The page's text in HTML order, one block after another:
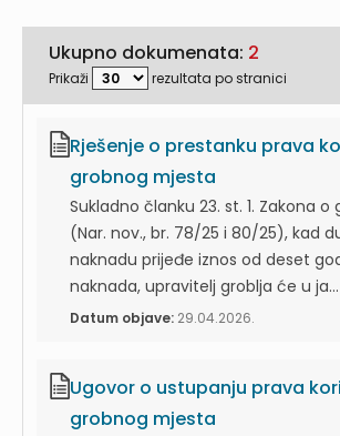
Ukupno dokumenata: 2
Prikaži rezultata po stranici
Rješenje o prestanku prava
grobnog mjesta
Sukladno članku 23. st. 1. Zakona o
(Nar. nov., br. 78/25 i 80/25), kad
naknadu prijeđe iznos od deset
naknada, upravitelj groblja će u ja...
Datum objave: 29.04.2026.
Ugovor o ustupanju prava
grobnog mjesta